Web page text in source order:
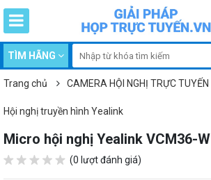
TÌM HÃNG
Trang chủ CAMERA HỘI NGHỊ TRỰC TUYẾN
Hội nghị truyền hình Yealink
Micro hội nghị Yealink VCM36-W
(0 lượt đánh giá)